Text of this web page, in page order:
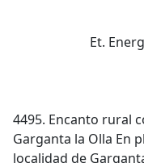
Et.
4495. Encanto rural
Garganta la Olla En
localidad de